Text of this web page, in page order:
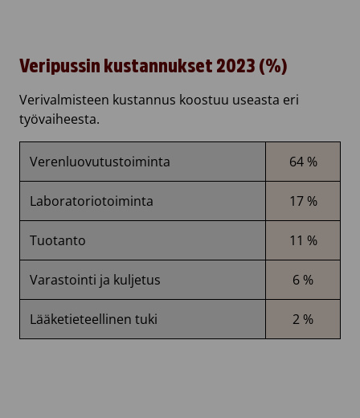
Veripussin kustannukset 2023 (%)
Verivalmisteen kustannus koostuu useasta eri
työvaiheesta.
Verenluovutustoiminta 64 %
Laboratoriotoiminta 17 %
Tuotanto 11 %
Varastointi ja kuljetus 6 %
Lääketieteellinen tuki 2 %